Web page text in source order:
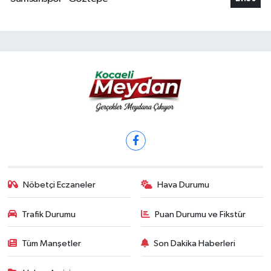
Nöbetçi Eczaneler Hava Durumu
Trafik Durumu Puan Durumu ve Fikstür
Tüm Manşetler Son Dakika Haberleri